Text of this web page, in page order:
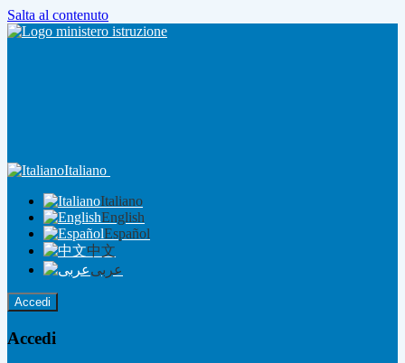
Salta al contenuto
Italiano
Italiano
English
Español
中文
عربى
Accedi
Accedi